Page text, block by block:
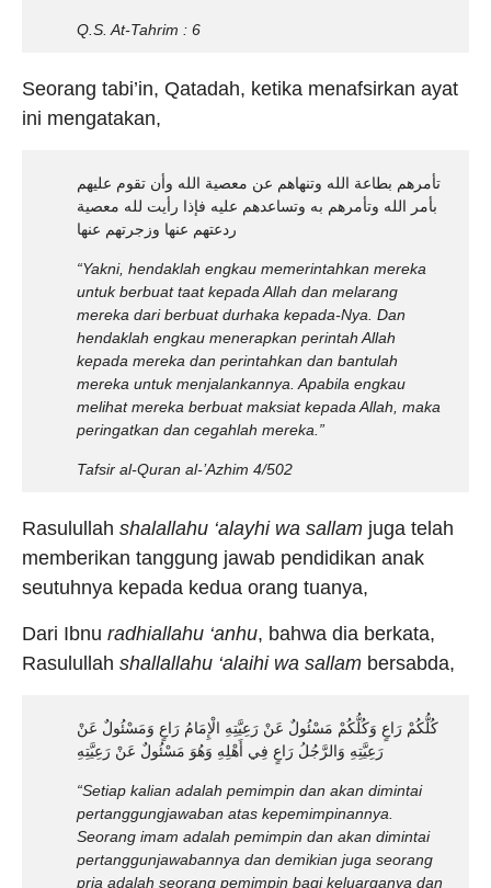
Q.S. At-Tahrim : 6
Seorang tabi’in, Qatadah, ketika menafsirkan ayat
ini mengatakan,
تأمرهم بطاعة الله وتنهاهم عن معصية الله وأن تقوم عليهم
بأمر الله وتأمرهم به وتساعدهم عليه فإذا رأيت لله معصية
ردعتهم عنها وزجرتهم عنها
“Yakni, hendaklah engkau memerintahkan mereka
untuk berbuat taat kepada Allah dan melarang
mereka dari berbuat durhaka kepada-Nya. Dan
hendaklah engkau menerapkan perintah Allah
kepada mereka dan perintahkan dan bantulah
mereka untuk menjalankannya. Apabila engkau
melihat mereka berbuat maksiat kepada Allah, maka
peringatkan dan cegahlah mereka.”
Tafsir al-Quran al-’Azhim 4/502
Rasulullah shalallahu ‘alayhi wa sallam juga telah
memberikan tanggung jawab pendidikan anak
seutuhnya kepada kedua orang tuanya,
Dari Ibnu radhiallahu ‘anhu, bahwa dia berkata,
Rasulullah shallallahu ‘alaihi wa sallam bersabda,
كُلُّكُمْ رَاعٍ وَكُلُّكُمْ مَسْئُولٌ عَنْ رَعِيَّتِهِ الْإِمَامُ رَاعٍ وَمَسْئُولٌ عَنْ
رَعِيَّتِهِ وَالرَّجُلُ رَاعٍ فِي أَهْلِهِ وَهُوَ مَسْئُولٌ عَنْ رَعِيَّتِهِ
“Setiap kalian adalah pemimpin dan akan dimintai
pertanggungjawaban atas kepemimpinannya.
Seorang imam adalah pemimpin dan akan dimintai
pertanggunjawabannya dan demikian juga seorang
pria adalah seorang pemimpin bagi keluarganya dan